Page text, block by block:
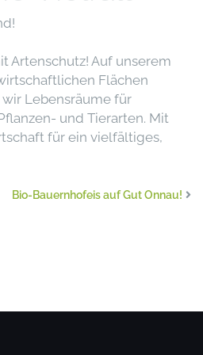
Artenschutz! Auf unserem
Flächen
Lebensräume für
und Tierarten. Mit
für ein vielfältiges,
Bio-Bauernhofeis auf Gut Onnau!